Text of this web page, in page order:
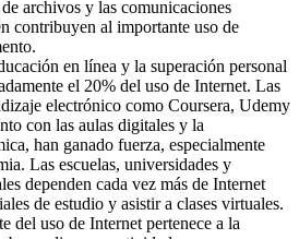
archivos y las comunicaciones
contribuyen al importante uso de
en línea y la superación personal
el 20% del uso de Internet. Las
electrónico como Coursera, Udemy
con las aulas digitales y la
han ganado fuerza, especialmente
Las escuelas, universidades y
dependen cada vez más de Internet
de estudio y asistir a clases virtuales.
del uso de Internet pertenece a la